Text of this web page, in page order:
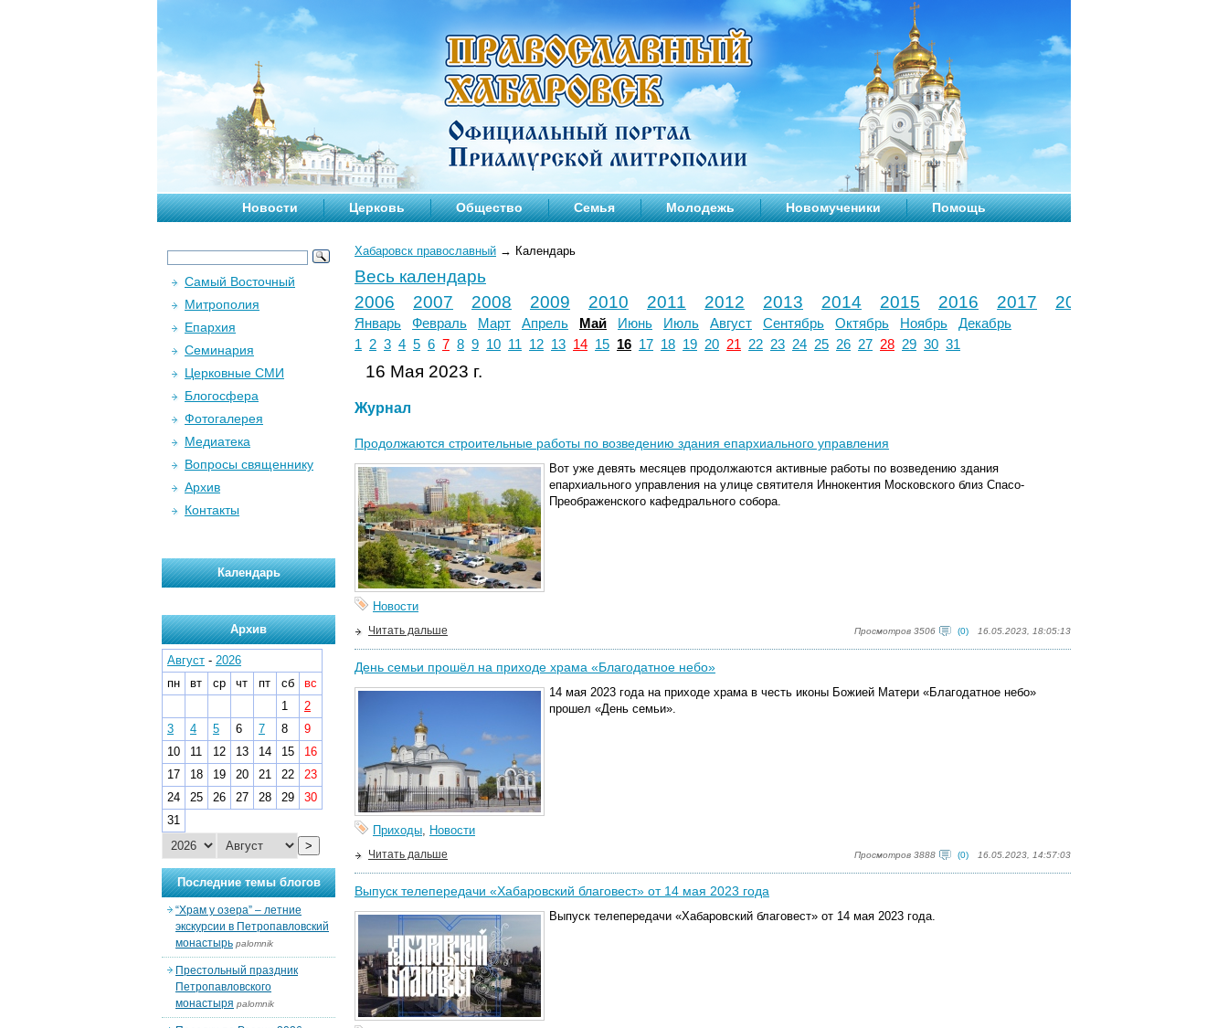
Новости Церковь Общество Семья Молодежь Новомученики Помощь
Хабаровск православный → Календарь
Весь календарь
2006
2007 2008 2009 2010 2011 2012 2013 2014 2015 2016 2017 2018
Январь Февраль Март Апрель Май Июнь Июль Август Сентябрь Октябрь Ноябрь
Декабрь
1
2 3 4 5 6 7 8 9 10 11 12 13 14 15 16 17 18 19 20 21 22 23 24 25 26 27 28 29 30 31
16 Мая 2023 г.
Журнал
Продолжаются строительные работы по возведению здания епархиального управления
Вот уже девять месяцев продолжаются активные работы по возведению здания
епархиального управления на улице святителя Иннокентия Московского близ Спасо-
Преображенского кафедрального собора.
Новости
Просмотров 3506 (0) 16.05.2023, 18:05:13
Читать дальше
День семьи прошёл на приходе храма «Благодатное небо»
14 мая 2023 года на приходе храма в честь иконы Божией Матери «Благодатное небо»
прошел «День семьи».
Приходы, Новости
Просмотров 3888 (0) 16.05.2023, 14:57:03
Читать дальше
Выпуск телепередачи «Хабаровский благовест» от 14 мая 2023 года
Выпуск телепередачи «Хабаровский благовест» от 14 мая 2023 года.
Самый Восточный
Митрополия
Епархия
Семинария
Церковные СМИ
Блогосфера
Фотогалерея
Медиатека
Вопросы священнику
Архив
Контакты
Календарь
Архив
Август - 2026
пн
вт ср чт пт сб
вс
1
2
3
4 5 6 7 8
9
10
11 12 13 14 15
16
17
18 19 20 21 22
23
24
25 26 27 28 29
30
31
>
Последние темы блогов
“Храм у озера” – летние
экскурсии в Петропавловский
монастырь palomnik
Престольный праздник
Петропавловского
монастыря palomnik